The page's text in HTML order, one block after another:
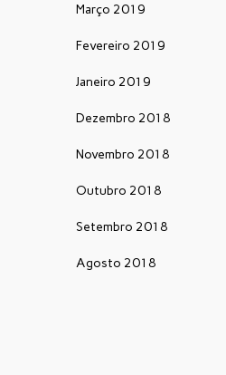
Março 2019
Fevereiro 2019
Janeiro 2019
Dezembro 2018
Novembro 2018
Outubro 2018
Setembro 2018
Agosto 2018